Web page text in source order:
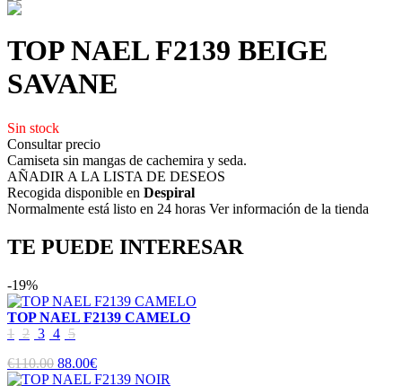
TOP NAEL F2139 BEIGE
SAVANE
Sin stock
Consultar precio
Camiseta sin mangas de cachemira y seda.
AÑADIR A LA LISTA DE DESEOS
Recogida disponible en Despiral
Normalmente está listo en 24 horas Ver información de la tienda
TE PUEDE INTERESAR
-19%
TOP NAEL F2139 CAMELO
1 2 3 4 5
€110.00 88.00€